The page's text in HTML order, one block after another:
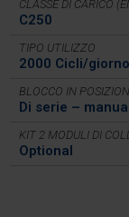
CLASSE DI CARICO
C250
TIPO UTILIZZO
2000 Cicli/giorno
BLOCCO IN
Di serie –
KIT 2 MODULI DI
Optional